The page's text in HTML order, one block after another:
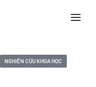
NGHIÊN CỨU KHOA HỌC